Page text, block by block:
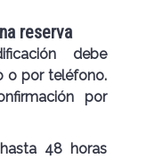
reserva
debe
o por teléfono.
por
48 horas